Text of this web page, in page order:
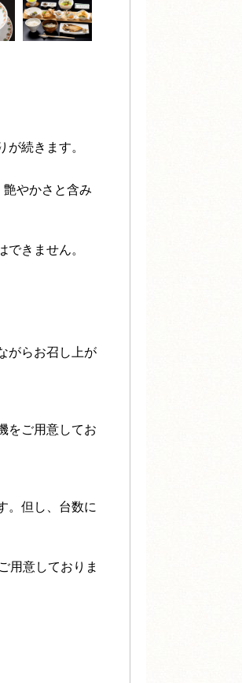
続きます。
やかさと含み
きません。
がらお召し上が
をご用意してお
。但し、台数に
用意しておりま